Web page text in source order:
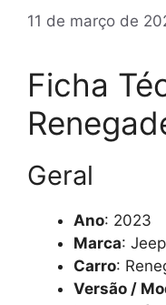
11 de março de
Ficha
Geral
Ano: 2023
Marca: Jeep
Carro:
Versão /